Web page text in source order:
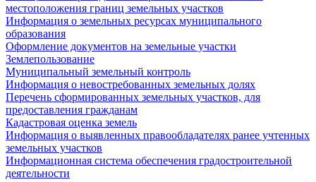
местоположения границ земельных участков
Информация о земельных ресурсах муниципального
образования
Оформление документов на земельные участки
Землепользование
Муниципальный земельный контроль
Информация о невостребованных земельных долях
Перечень сформированных земельных участков, для
предоставления гражданам
Кадастровая оценка земель
Информация о выявленных правообладателях ранее учтенных
земельных участков
Информационная система обеспечения градостроительной
деятельности